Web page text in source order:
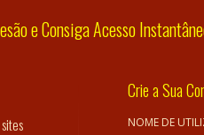
e Consiga Acesso
Crie a Sua
NOME DE